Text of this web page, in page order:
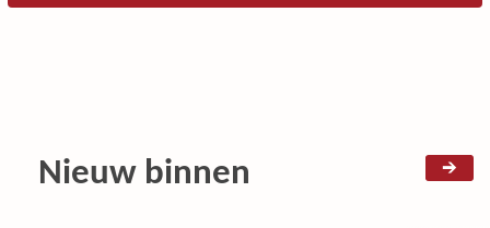
Nieuw binnen